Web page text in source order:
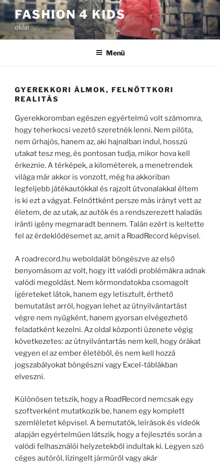
Tartalomhoz
FASHION 4 KIDS
oldal
Menü
GYEREKKORI ÁLMOK, FELNŐTTKORI
REALITÁS
Gyerekkoromban egészen egyértelmű volt számomra,
hogy teherkocsi vezető szeretnék lenni. Nem pilóta,
nem űrhajós, hanem az, aki hajnalban indul, hosszú
utakat tesz meg, és pontosan tudja, mikor hova kell
érkeznie. A térképek, a kilométerek, a menetrendek
világa már akkor is vonzott, még ha akkoriban
legfeljebb játékautókkal és rajzolt útvonalakkal éltem
is ki ezt a vágyat. Felnőttként persze más irányt vett az
életem, de az utak, az autók és a rendszerezett haladás
iránti igény megmaradt bennem. Talán ezért is keltette
fel az érdeklődésemet az, amit a RoadRecord képvisel.
A roadrecord.hu weboldalát böngészve az első
benyomásom az volt, hogy itt valódi problémákra adnak
valódi megoldást. Nem körmondatokba csomagolt
ígéreteket látok, hanem egy letisztult, érthető
bemutatást arról, hogyan lehet az útnyilvántartást
végre nem nyűgként, hanem gyorsan elvégezhető
feladatként kezelni. Az oldal központi üzenete végig
következetes: az útnyilvántartás nem kell, hogy órákat
vegyen el az ember életéből, és nem kell hozzá
jogszabályokat böngészni vagy Excel-táblákban
elveszni.
Különösen tetszik, hogy a RoadRecord nemcsak egy
szoftverként mutatkozik be, hanem egy komplett
szemléletet képvisel. A bemutatók, leírások és videók
alapján egyértelműen látszik, hogy a fejlesztés során a
valódi felhasználói helyzetekből indultak ki. Legyen szó
céges autóról, lízingelt járműről vagy akár